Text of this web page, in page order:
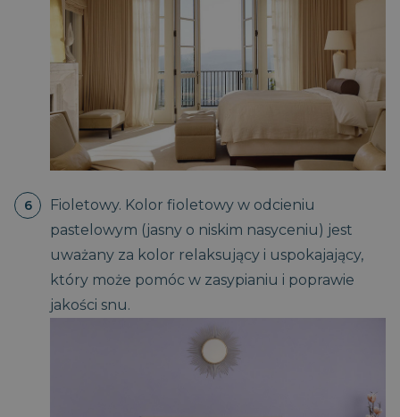
Fioletowy. Kolor fioletowy w odcieniu
pastelowym (jasny o niskim nasyceniu) jest
uważany za kolor relaksujący i uspokajający,
który może pomóc w zasypianiu i poprawie
jakości snu.